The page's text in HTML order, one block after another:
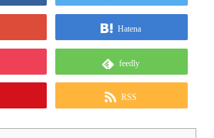
Hatena
feedly
RSS